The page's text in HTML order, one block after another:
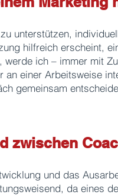
unterstützen,
hilfreich erscheint,
ich – immer mit
an einer Arbeitsweise
gemeinsam
zwischen
und das
da eines